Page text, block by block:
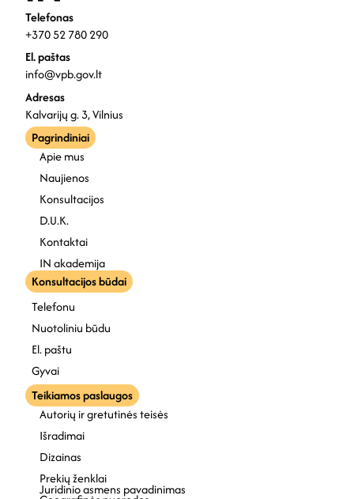
Telefonas
+370 52 780 290
El. paštas
info@vpb.gov.lt
Adresas
Kalvarijų g. 3, Vilnius
Pagrindiniai
Apie mus
Naujienos
Konsultacijos
D.U.K.
Kontaktai
IN akademija
Konsultacijos būdai
Telefonu
Nuotoliniu būdu
El. paštu
Gyvai
Teikiamos paslaugos
Autorių ir gretutinės teisės
Išradimai
Dizainas
Prekių ženklai
Juridinio asmens pavadinimas